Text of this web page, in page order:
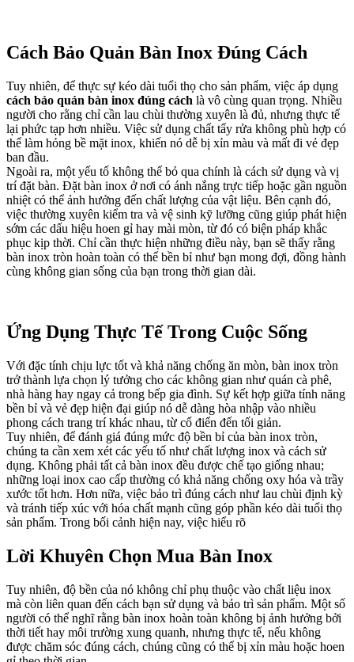
Cách Bảo Quản Bàn Inox Đúng Cách
Tuy nhiên, để thực sự kéo dài tuổi thọ cho sản phẩm, việc áp dụng
cách bảo quản bàn inox đúng cách là vô cùng quan trọng. Nhiều
người cho rằng chỉ cần lau chùi thường xuyên là đủ, nhưng thực tế
lại phức tạp hơn nhiều. Việc sử dụng chất tẩy rửa không phù hợp có
thể làm hỏng bề mặt inox, khiến nó dễ bị xỉn màu và mất đi vẻ đẹp
ban đầu.
Ngoài ra, một yếu tố không thể bỏ qua chính là cách sử dụng và vị
trí đặt bàn. Đặt bàn inox ở nơi có ánh nắng trực tiếp hoặc gần nguồn
nhiệt có thể ảnh hưởng đến chất lượng của vật liệu. Bên cạnh đó,
việc thường xuyên kiểm tra và vệ sinh kỹ lưỡng cũng giúp phát hiện
sớm các dấu hiệu hoen gỉ hay mài mòn, từ đó có biện pháp khắc
phục kịp thời. Chỉ cần thực hiện những điều này, bạn sẽ thấy rằng
bàn inox tròn hoàn toàn có thể bền bỉ như bạn mong đợi, đồng hành
cùng không gian sống của bạn trong thời gian dài.
Ứng Dụng Thực Tế Trong Cuộc Sống
Với đặc tính chịu lực tốt và khả năng chống ăn mòn, bàn inox tròn
trở thành lựa chọn lý tưởng cho các không gian như quán cà phê,
nhà hàng hay ngay cả trong bếp gia đình. Sự kết hợp giữa tính năng
bền bỉ và vẻ đẹp hiện đại giúp nó dễ dàng hòa nhập vào nhiều
phong cách trang trí khác nhau, từ cổ điển đến tối giản.
Tuy nhiên, để đánh giá đúng mức độ bền bỉ của bàn inox tròn,
chúng ta cần xem xét các yếu tố như chất lượng inox và cách sử
dụng. Không phải tất cả bàn inox đều được chế tạo giống nhau;
những loại inox cao cấp thường có khả năng chống oxy hóa và trầy
xước tốt hơn. Hơn nữa, việc bảo trì đúng cách như lau chùi định kỳ
và tránh tiếp xúc với hóa chất mạnh cũng góp phần kéo dài tuổi thọ
sản phẩm. Trong bối cảnh hiện nay, việc hiểu rõ
Lời Khuyên Chọn Mua Bàn Inox
Tuy nhiên, độ bền của nó không chỉ phụ thuộc vào chất liệu inox
mà còn liên quan đến cách bạn sử dụng và bảo trì sản phẩm. Một số
người có thể nghĩ rằng bàn inox hoàn toàn không bị ảnh hưởng bởi
thời tiết hay môi trường xung quanh, nhưng thực tế, nếu không
được chăm sóc đúng cách, chúng cũng có thể bị xỉn màu hoặc hoen